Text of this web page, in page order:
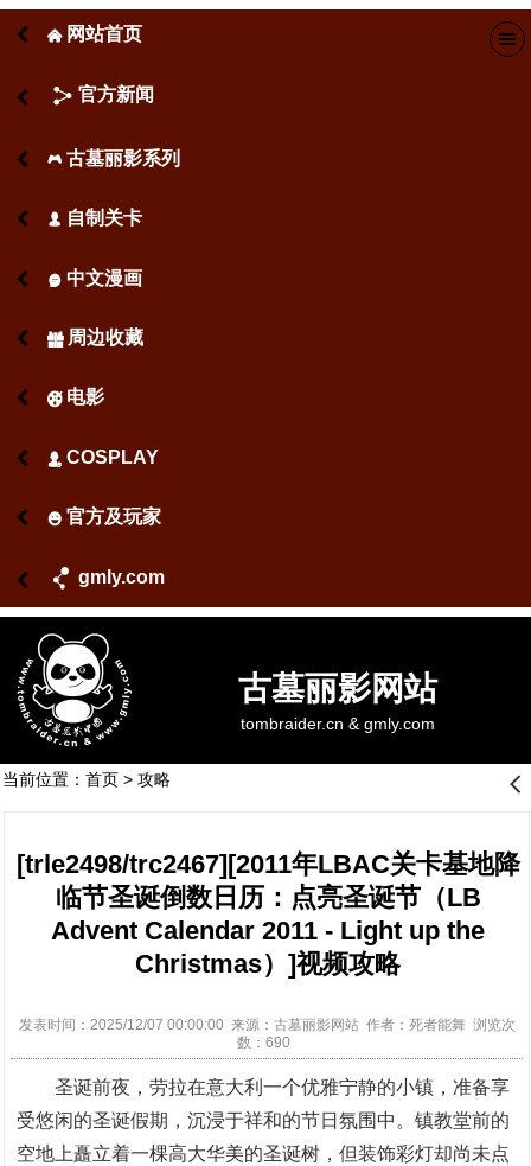
󰄫 网站首页
官方新闻
󰂪 古墓丽影系列
󰃬 自制关卡
󰇫 中文漫画
󰁅 周边收藏
󰉾 电影
󰄋 COSPLAY
󰄳 官方及玩家
gmly.com
古墓丽影网站
tombraider.cn & gmly.com
当前位置： 首页> 攻略 󰊒
[trle2498/trc2467][2011年LBAC关卡基地降
临节圣诞倒数日历：点亮圣诞节（LB
Advent Calendar 2011 - Light up the
Christmas）]视频攻略
发表时间：2025/12/07 00:00:00 来源：古墓丽影网站 作者：死者能舞 浏览次
数：690
圣诞前夜，劳拉在意大利一个优雅宁静的小镇，准备享
受悠闲的圣诞假期，沉浸于祥和的节日氛围中。镇教堂前的
空地上矗立着一棵高大华美的圣诞树，但装饰彩灯却尚未点